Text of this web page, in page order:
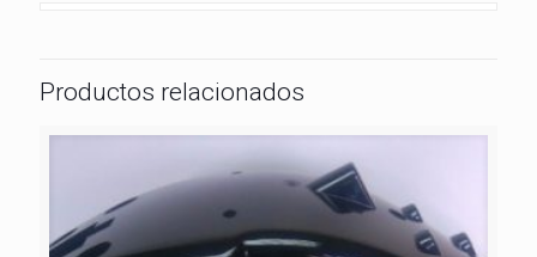
Productos relacionados